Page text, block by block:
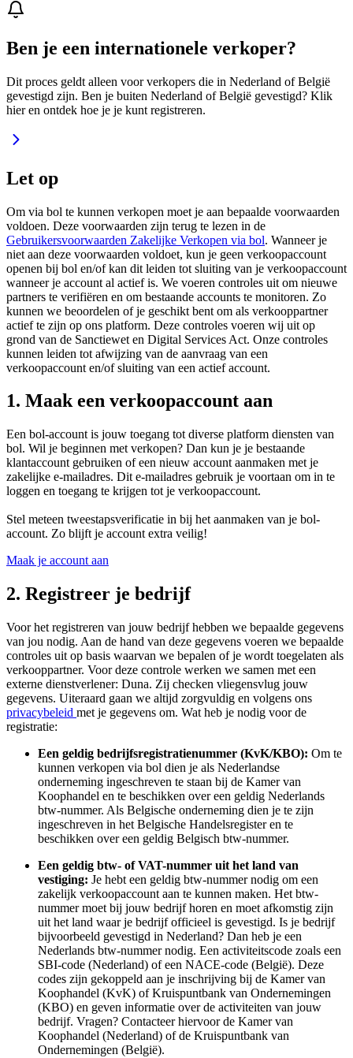
Ben je een internationele verkoper?
Dit proces geldt alleen voor verkopers die in Nederland of België
gevestigd zijn. Ben je buiten Nederland of België gevestigd? Klik
hier en ontdek hoe je je kunt registreren.
Let op
Om via bol te kunnen verkopen moet je aan bepaalde voorwaarden
voldoen. Deze voorwaarden zijn terug te lezen in de
Gebruikersvoorwaarden Zakelijke Verkopen via bol. Wanneer je
niet aan deze voorwaarden voldoet, kun je geen verkoopaccount
openen bij bol en/of kan dit leiden tot sluiting van je verkoopaccount
wanneer je account al actief is. We voeren controles uit om nieuwe
partners te verifiëren en om bestaande accounts te monitoren. Zo
kunnen we beoordelen of je geschikt bent om als verkooppartner
actief te zijn op ons platform. Deze controles voeren wij uit op
grond van de Sanctiewet en Digital Services Act. Onze controles
kunnen leiden tot afwijzing van de aanvraag van een
verkoopaccount en/of sluiting van een actief account.
1. Maak een verkoopaccount aan
Een bol-account is jouw toegang tot diverse platform diensten van
bol. Wil je beginnen met verkopen? Dan kun je je bestaande
klantaccount gebruiken of een nieuw account aanmaken met je
zakelijke e-mailadres. Dit e-mailadres gebruik je voortaan om in te
loggen en toegang te krijgen tot je verkoopaccount.
Stel meteen tweestapsverificatie in bij het aanmaken van je bol-
account. Zo blijft je account extra veilig!
Maak je account aan
2. Registreer je bedrijf
Voor het registreren van jouw bedrijf hebben we bepaalde gegevens
van jou nodig. Aan de hand van deze gegevens voeren we bepaalde
controles uit op basis waarvan we bepalen of je wordt toegelaten als
verkooppartner. Voor deze controle werken we samen met een
externe dienstverlener: Duna. Zij checken vliegensvlug jouw
gegevens. Uiteraard gaan we altijd zorgvuldig en volgens ons
privacybeleid met je gegevens om. Wat heb je nodig voor de
registratie:
Een geldig bedrijfsregistratienummer (KvK/KBO): Om te
kunnen verkopen via bol dien je als Nederlandse
onderneming ingeschreven te staan bij de Kamer van
Koophandel en te beschikken over een geldig Nederlands
btw-nummer. Als Belgische onderneming dien je te zijn
ingeschreven in het Belgische Handelsregister en te
beschikken over een geldig Belgisch btw-nummer.
Een geldig btw- of VAT-nummer uit het land van
vestiging: Je hebt een geldig btw-nummer nodig om een
zakelijk verkoopaccount aan te kunnen maken. Het btw-
nummer moet bij jouw bedrijf horen en moet afkomstig zijn
uit het land waar je bedrijf officieel is gevestigd. Is je bedrijf
bijvoorbeeld gevestigd in Nederland? Dan heb je een
Nederlands btw-nummer nodig. Een activiteitscode zoals een
SBI-code (Nederland) of een NACE-code (België). Deze
codes zijn gekoppeld aan je inschrijving bij de Kamer van
Koophandel (KvK) of Kruispuntbank van Ondernemingen
(KBO) en geven informatie over de activiteiten van jouw
bedrijf. Vragen? Contacteer hiervoor de Kamer van
Koophandel (Nederland) of de Kruispuntbank van
Ondernemingen (België).